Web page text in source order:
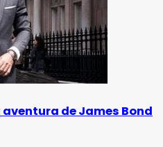
aventura de James Bond